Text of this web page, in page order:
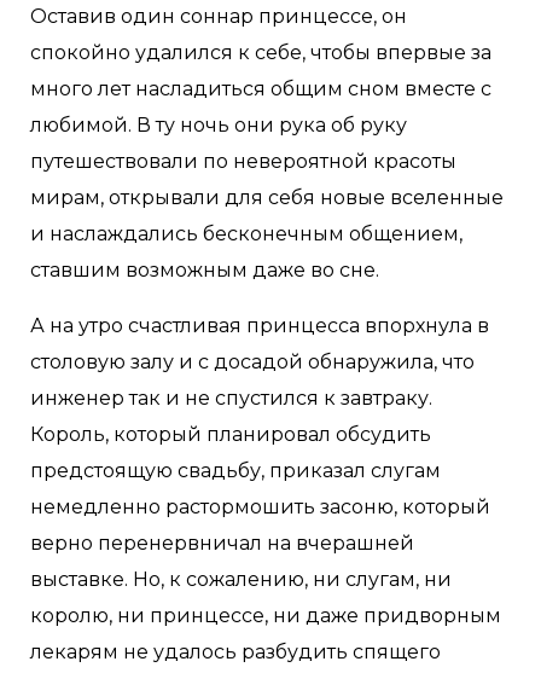
Оставив один соннар принцессе, он
спокойно удалился к себе, чтобы впервые за
много лет насладиться общим сном вместе с
любимой. В ту ночь они рука об руку
путешествовали по невероятной красоты
мирам, открывали для себя новые вселенные
и наслаждались бесконечным общением,
ставшим возможным даже во сне.
А на утро счастливая принцесса впорхнула в
столовую залу и с досадой обнаружила, что
инженер так и не спустился к завтраку.
Король, который планировал обсудить
предстоящую свадьбу, приказал слугам
немедленно растормошить засоню, который
верно перенервничал на вчерашней
выставке. Но, к сожалению, ни слугам, ни
королю, ни принцессе, ни даже придворным
лекарям не удалось разбудить спящего